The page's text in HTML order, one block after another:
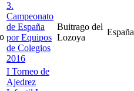
3.
Campeonato
de España
por Equipos
de Colegios
2016
Buitrago del
Lozoya
España
I Torneo de
Ajedrez